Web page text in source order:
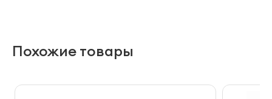
Похожие товары